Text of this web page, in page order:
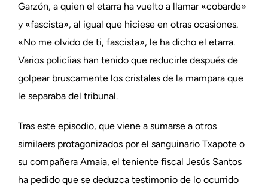
Garzón, a quien el etarra ha vuelto a llamar «cobarde»
y «fascista», al igual que hiciese en otras ocasiones.
«No me olvido de ti, fascista», le ha dicho el etarra.
Varios policíias han tenido que reducirle después de
golpear bruscamente los cristales de la mampara que
le separaba del tribunal.
Tras este episodio, que viene a sumarse a otros
similaers protagonizados por el sanguinario Txapote o
su compañera Amaia, el teniente fiscal Jesús Santos
ha pedido que se deduzca testimonio de lo ocurrido